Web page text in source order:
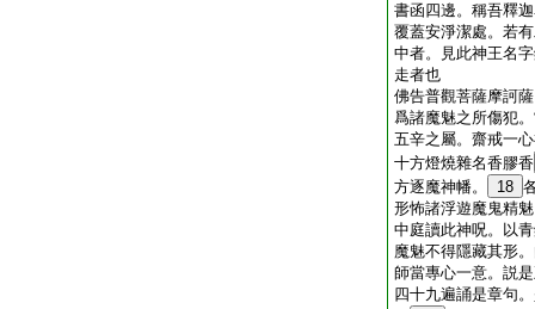
書函四邊。稱吾釋
覆蓋安淨潔處。若
中者。見此神王名
走者也
佛告普觀菩薩摩訶
爲諸魔魅之所傷犯
五辛之屬。齋戒一
十方燈燒雜名香膠香
方逐魔神幡。
18
形怖諸浮遊魔鬼精
中庭讀此神呪。以
魔魅不得隱藏其形
師當專心一意。説
四十九遍誦是章句